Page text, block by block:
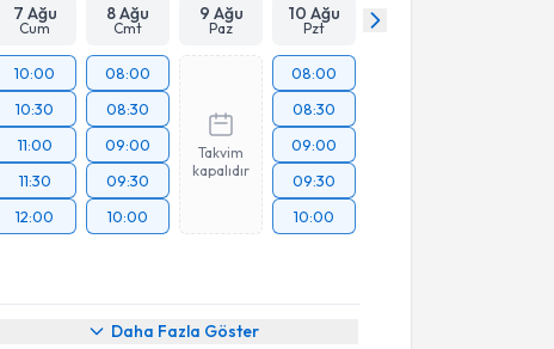
7 Ağu
Cum
8 Ağu
Cmt
9 Ağu
Paz
10 Ağu
Pzt
10:00
10:30
11:00
11:30
12:00
08:00
08:30
09:00
09:30
10:00
Takvim
kapalıdır
08:00
08:30
09:00
09:30
10:00
Daha Fazla Göster